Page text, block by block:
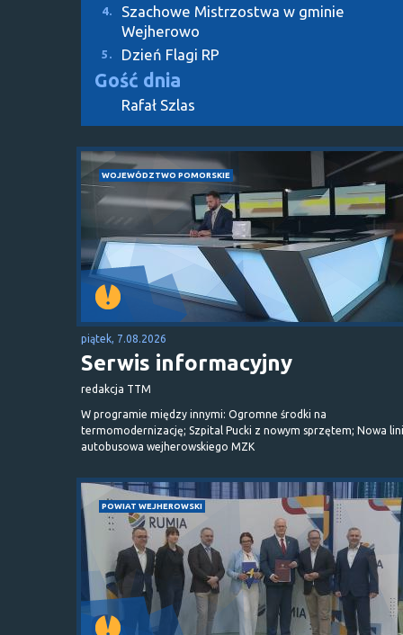
4.
Szachowe Mistrzostwa w gminie
Wejherowo
5. Dzień Flagi RP
Gość dnia
Rafał Szlas
WOJEWÓDZTWO POMORSKIE
piątek, 7.08.2026
Serwis informacyjny
redakcja TTM
W programie między innymi: Ogromne środki na
termomodernizację; Szpital Pucki z nowym sprzętem; Nowa
autobusowa wejherowskiego MZK
POWIAT WEJHEROWSKI